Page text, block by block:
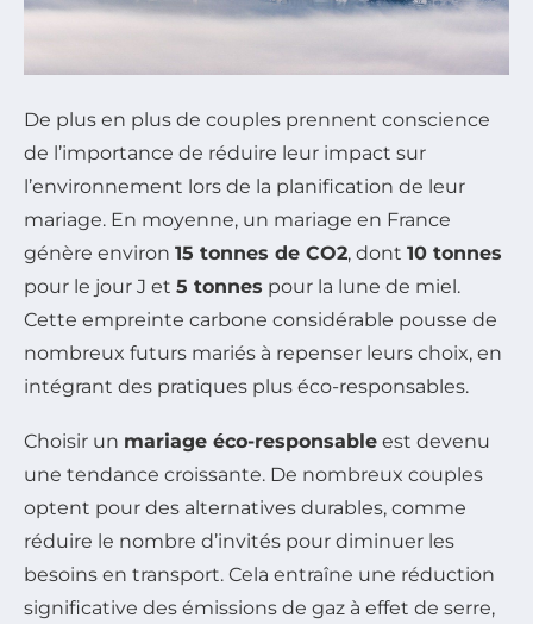
De plus en plus de couples prennent conscience
de l’importance de réduire leur impact sur
l’environnement lors de la planification de leur
mariage. En moyenne, un mariage en France
génère environ 15 tonnes de CO2, dont 10 tonnes
pour le jour J et 5 tonnes pour la lune de miel.
Cette empreinte carbone considérable pousse de
nombreux futurs mariés à repenser leurs choix, en
intégrant des pratiques plus éco-responsables.
Choisir un mariage éco-responsable est devenu
une tendance croissante. De nombreux couples
optent pour des alternatives durables, comme
réduire le nombre d’invités pour diminuer les
besoins en transport. Cela entraîne une réduction
significative des émissions de gaz à effet de serre,